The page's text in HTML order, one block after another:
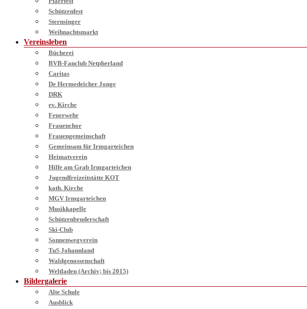
Schützenfest
Sternsinger
Weihnachtsmarkt
Vereinsleben
Bücherei
BVB-Fanclub Netpherland
Caritas
De Hermedeicher Jonge
DRK
ev. Kirche
Feuerwehr
Frauenchor
Frauengemeinschaft
Gemeinsam für Irmgarteichen
Heimatverein
Hilfe am Grab Irmgarteichen
Jugendfreizeitstätte KOT
kath. Kirche
MGV Irmgarteichen
Musikkapelle
Schützenbruderschaft
Ski-Club
Sonnenwegverein
TuS Johannland
Waldgenossenschaft
Weltladen (Archiv; bis 2015)
Bildergalerie
Alte Schule
Ausblick